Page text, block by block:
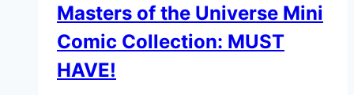
Masters of the Universe Mini
Comic Collection: MUST
HAVE!